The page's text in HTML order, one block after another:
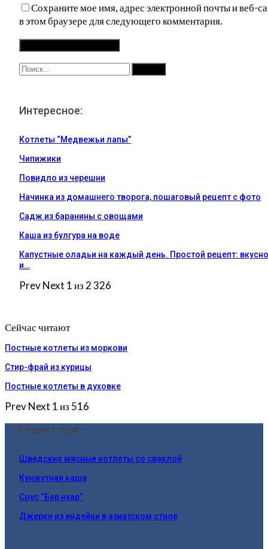
Сохраните мое имя, адрес электронной почты и веб-
в этом браузере для следующего комментария.
Интересное:
Котлеты “Медвежьи лапы”
Чипижики
Повидло из черешни
Начинка из домашнего творога, пошаговый рецепт с фото
Садж из баранины с овощами
Каша из булгура на воде
Капустные оладьи на каждый день. Простой рецепт: вкусно
и…
PrevNext 1 из 2 326
Сейчас читают
Постные котлеты из моркови
Стир-фрай из курицы
Постные котлеты в духовке
PrevNext 1 из 516
Рецепт дня:
Шведские мясные котлеты со свеклой
Кунжутная каша
Соус “Бер нуар”
Джерки из индейки в азиатском стиле